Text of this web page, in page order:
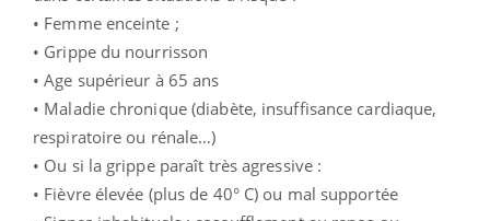
• Femme enceinte ;
• Grippe du nourrisson
• Age supérieur à 65 ans
• Maladie chronique (diabète, insuffisance cardiaque,
respiratoire ou rénale…)
• Ou si la grippe paraît très agressive :
• Fièvre élevée (plus de 40° C) ou mal supportée